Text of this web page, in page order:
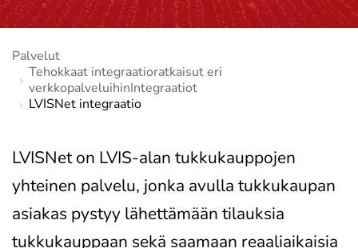
Palvelut
Tehokkaat integraatioratkaisut eri
verkkopalveluihinIntegraatiot
LVISNet integraatio
LVISNet on LVIS-alan tukkukauppojen
yhteinen palvelu, jonka avulla tukkukaupan
asiakas pystyy lähettämään tilauksia
tukkukauppaan sekä saamaan reaaliaikaisia